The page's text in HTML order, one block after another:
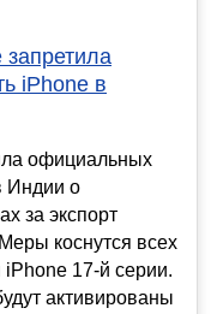
iPhone в
официальных
Индии о
за экспорт
коснутся всех
17-й серии.
активированы